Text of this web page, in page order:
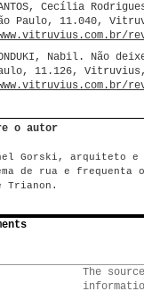
Cecília
Paulo, 11.040,
Nabil. Não
11.126,
o autor
Gorski, arquiteto
de rua e frequenta
Trianon.
The